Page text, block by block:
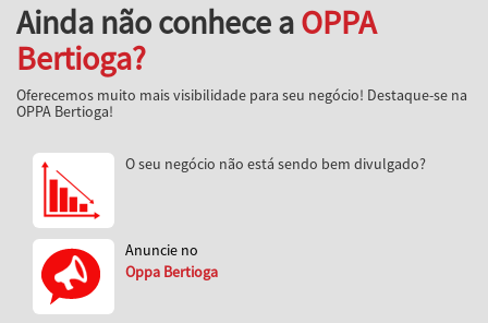
Ainda não conhece aOPPA
Bertioga?
Oferecemos muito mais visibilidade para seu negócio! Destaque-se na
OPPA Bertioga!
O seu negócio não está sendo bem divulgado?
Anuncie no
Oppa Bertioga